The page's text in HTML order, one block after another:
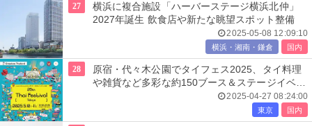
27
横浜に複合施設「ハーバーステージ横浜北仲」
2027年誕生 飲食店や新たな眺望スポット整備
2025-05-08 12:09:10
横浜・湘南・鎌倉 国内
28
原宿・代々木公園でタイフェス2025、タイ料理
や雑貨など多彩な約150ブース＆ステージイベン
2025-04-27 08:24:00
東京 国内